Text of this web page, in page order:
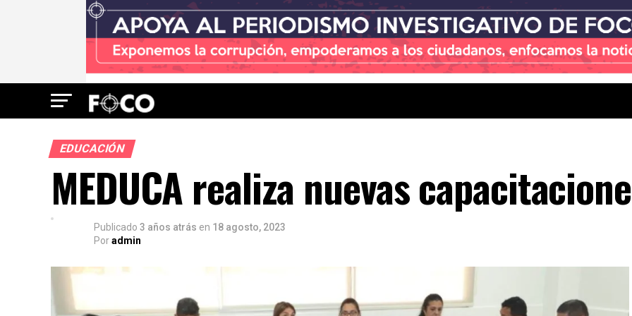
EDUCACIÓN
MEDUCA realiza nuevas
Publicado 3 años atrás en 18 agosto, 2023
Poradmin